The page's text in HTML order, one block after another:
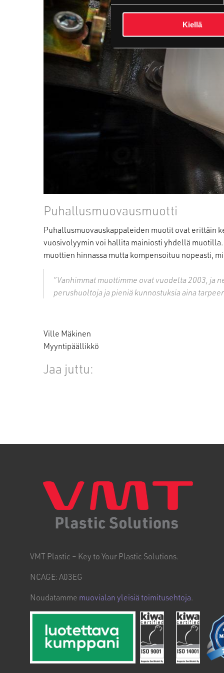
Kiellä
Puhallusmuovausmuotti
Puhallusmuovauskappaleiden muotit ovat erittäin
vuosivolyymin voi hallita mainiosti yhdellä
muottien hinnassa mutta kompensoituu nopeasti,
”Vanhimmat muottimme ovat vuodelta 2003, ja
perushuoltoja ja pieniä kunnostuksia aina
Ville Mäkinen
Myyntipäällikkö
Jaa juttu:
VMT Plastic – Key to Your Plastic Solutions.
NCAGE: A03EG
Noudatamme muovialan yleisiä toimitusehtoja.